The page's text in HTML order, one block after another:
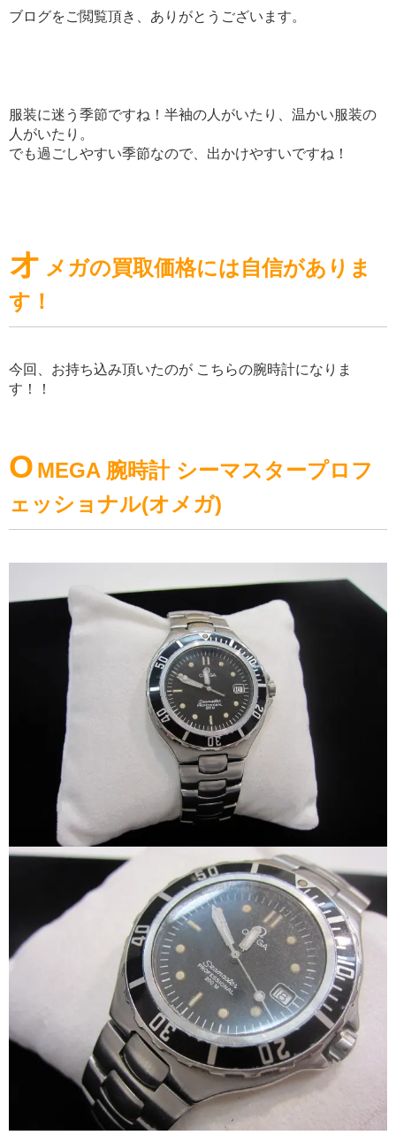
ブログをご閲覧頂き、ありがとうございます。
服装に迷う季節ですね！半袖の人がいたり、温かい服装の
人がいたり。
でも過ごしやすい季節なので、出かけやすいですね！
オ メガの買取価格には自信がありま
す！
今回、お持ち込み頂いたのが こちらの腕時計になりま
す！！
O MEGA 腕時計 シーマスタープロフ
ェッショナル(オメガ)